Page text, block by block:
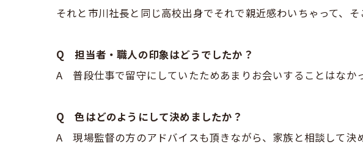
それと市川社長と同じ高校出身でそれで親近感わいちゃって
Q 担当者・職人の印象はどうでしたか？
A 普段仕事で留守にしていたためあまりお会いすることはなか
Q 色はどのようにして決めましたか？
A 現場監督の方のアドバイスも頂きながら、家族と相談して決